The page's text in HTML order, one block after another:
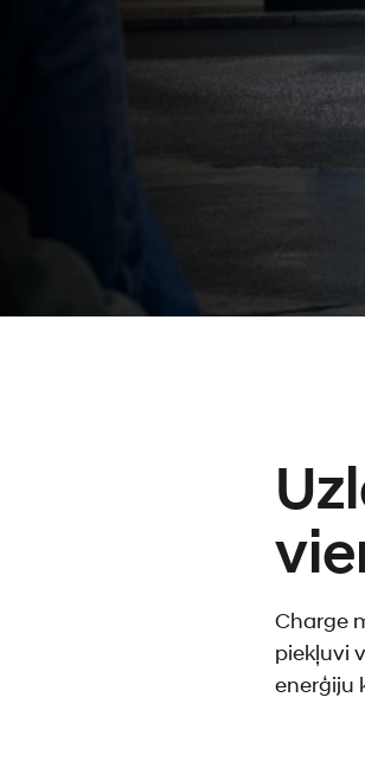
Charge
piekļuvi
enerģiju